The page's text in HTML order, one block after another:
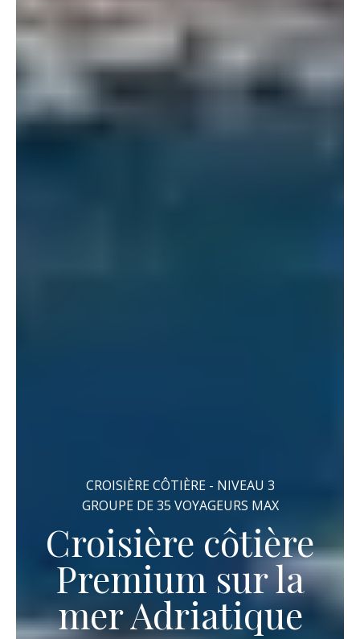
CROISIÈRE CÔTIÈRE - NIVEAU 3
GROUPE DE 35 VOYAGEURS MAX
Croisière côtière
Premium sur la
mer Adriatique